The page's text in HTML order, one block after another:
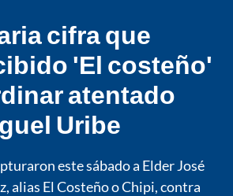
cifra que
'El costeño'
atentado
Uribe
este sábado a Elder José
alias El Costeño o Chipi, contra